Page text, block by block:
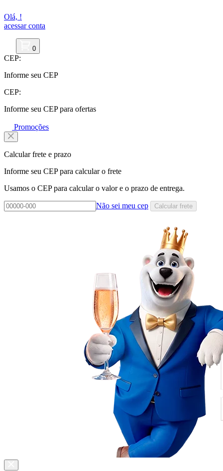
Olá, !
acessar conta
0
CEP:
Informe seu CEP
CEP:
Informe seu CEP para ofertas
Promoções
Calcular frete e prazo
Informe seu CEP para calcular o frete
Usamos o CEP para calcular o valor e o prazo de entrega.
Não sei meu cep Calcular frete